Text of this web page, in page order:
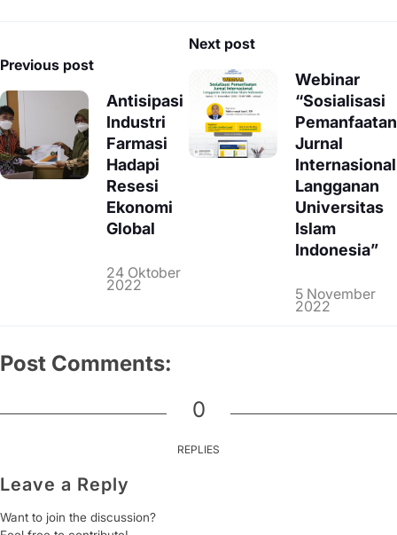
pos
Previous post
Antisipasi
Industri
Farmasi
Hadapi
Resesi
Ekonomi
Global
24 Oktober
2022
Next post
Webinar
“Sosialisasi
Pemanfaatan
Jurnal
Internasional
Langganan
Universitas
Islam
Indonesia”
5 November
2022
Post Comments:
0
REPLIES
Leave a Reply
Want to join the discussion?